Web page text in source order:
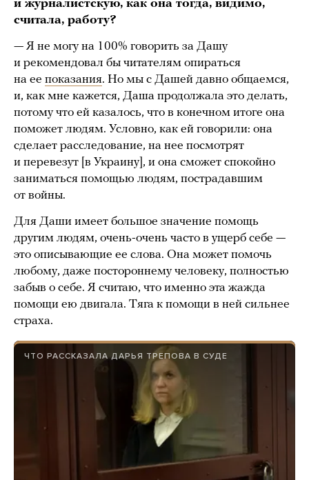
и журналистскую, как она тогда, видимо,
считала, работу?
— Я не могу на 100% говорить за Дашу
и рекомендовал бы читателям опираться
на ее показания. Но мы с Дашей давно общаемся,
и, как мне кажется, Даша продолжала это делать,
потому что ей казалось, что в конечном итоге она
поможет людям. Условно, как ей говорили: она
сделает расследование, на нее посмотрят
и перевезут [в Украину], и она сможет спокойно
заниматься помощью людям, пострадавшим
от войны.
Для Даши имеет большое значение помощь
другим людям, очень-очень часто в ущерб себе —
это описывающие ее слова. Она может помочь
любому, даже постороннему человеку, полностью
забыв о себе. Я считаю, что именно эта жажда
помощи ею двигала. Тяга к помощи в ней сильнее
страха.
ЧТО РАССКАЗАЛА ДАРЬЯ ТРЕПОВА В СУДЕ